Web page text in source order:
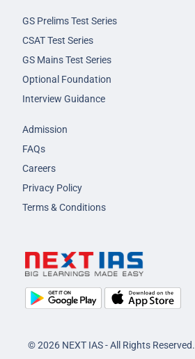
GS Prelims Test Series
CSAT Test Series
GS Mains Test Series
Optional Foundation
Interview Guidance
Admission
FAQs
Careers
Privacy Policy
Terms & Conditions
© 2026 NEXT IAS - All Rights Reserved.